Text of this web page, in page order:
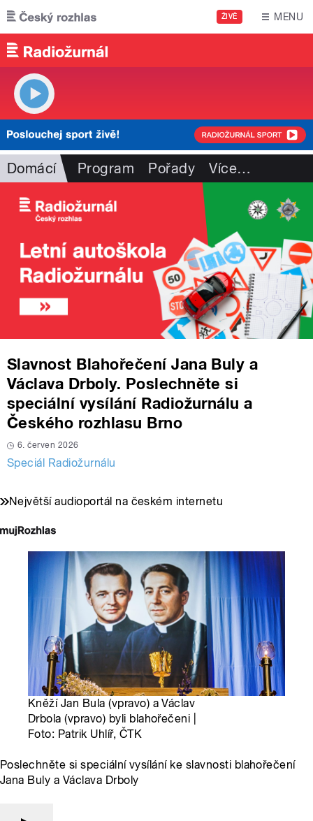
Přejít k hlavnímu obsahu
ŽIVĚ MENU
Domácí Program Pořady Více…
Slavnost Blahořečení Jana Buly a
Václava Drboly. Poslechněte si
speciální vysílání Radiožurnálu a
Českého rozhlasu Brno
6. červen 2026
Speciál Radiožurnálu
Největší audioportál na českém internetu
Kněží Jan Bula (vpravo) a Václav
Drbola (vpravo) byli blahořečeni |
Foto: Patrik Uhlíř, ČTK
Poslechněte si speciální vysílání ke slavnosti blahořečení
Jana Buly a Václava Drboly